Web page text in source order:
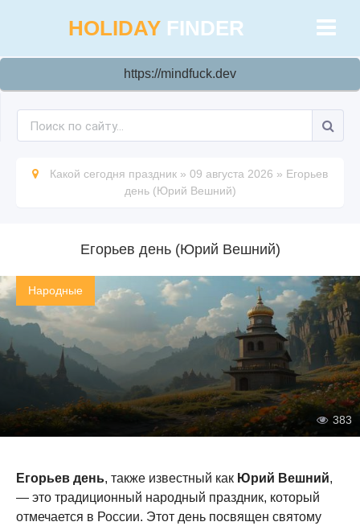
HOLIDAY FINDER
https://mindfuck.dev
Какой сегодня праздник » 09 августа 2026 » Егорьев
день (Юрий Вешний)
Егорьев день (Юрий Вешний)
Народные
383
Егорьев день, также известный как Юрий Вешний,
— это традиционный народный праздник, который
отмечается в России. Этот день посвящен святому